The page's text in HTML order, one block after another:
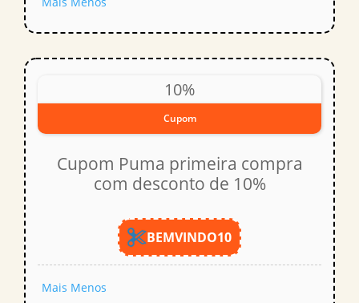
10%
Cupom
Cupom Puma primeira compra
com desconto de 10%
BEMVINDO10
Mais Menos